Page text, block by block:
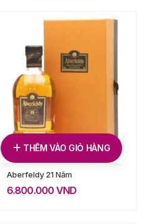
THÊM VÀO GIỎ HÀNG
Aberfeldy 21 Năm
6.800.000 VND